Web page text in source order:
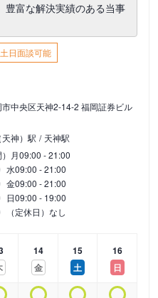
豊富な解決実績のある当事
土日面談可能
中央区天神2-14-2 福岡証券ビル
神）駅
天神駅
月09:00 - 21:00
水09:00 - 21:00
金09:00 - 21:00
日09:00 - 19:00
（定休日）なし
14
金
15
土
16
日